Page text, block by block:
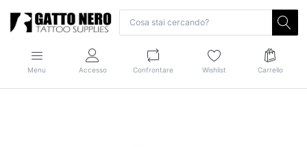
Menu Accesso Confrontare Wishlist Carrello